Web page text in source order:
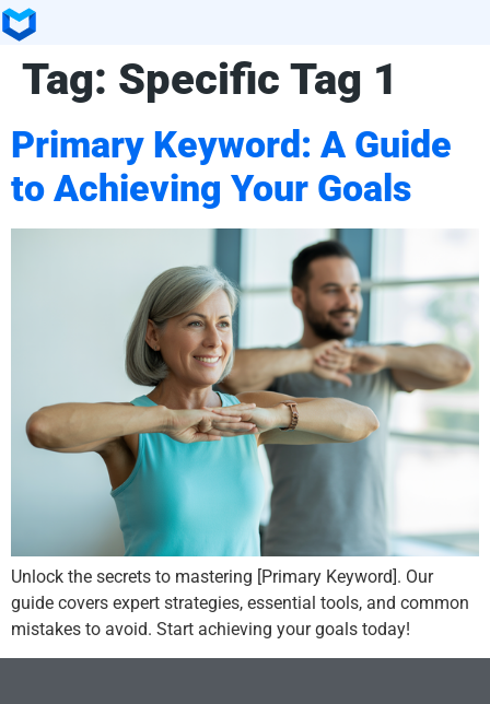
Tag: Specific Tag 1
Primary Keyword: A Guide
to Achieving Your Goals
Unlock the secrets to mastering [Primary Keyword]. Our
guide covers expert strategies, essential tools, and common
mistakes to avoid. Start achieving your goals today!